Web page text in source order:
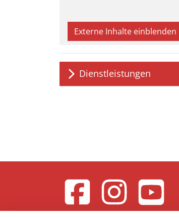
Externe Inhalte einblenden
Dienstleistungen